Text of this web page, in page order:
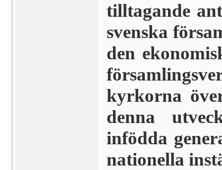
tilltagande
svenska
den
kyrkorna
denna
infödda
nationella